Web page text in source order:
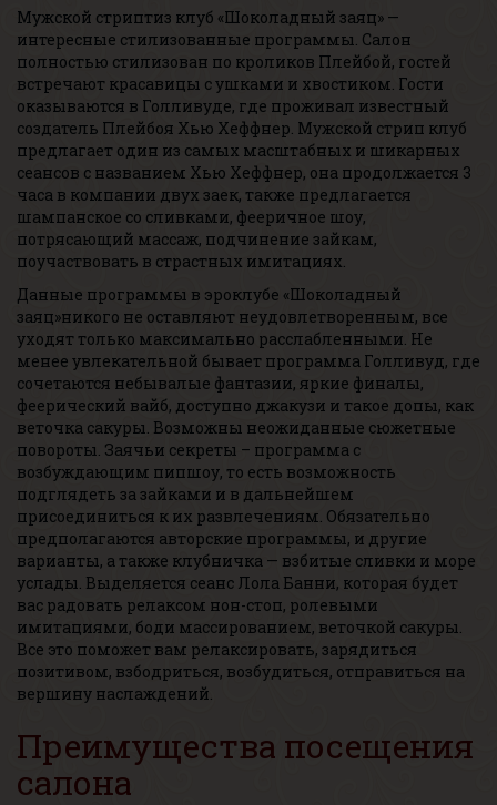
Мужской стриптиз клуб «Шоколадный заяц» —
интересные стилизованные программы. Салон
полностью стилизован по кроликов Плейбой, гостей
встречают красавицы с ушками и хвостиком. Гости
оказываются в Голливуде, где проживал известный
создатель Плейбоя Хью Хеффнер. Мужской стрип клуб
предлагает один из самых масштабных и шикарных
сеансов с названием Хью Хеффнер, она продолжается 3
часа в компании двух заек, также предлагается
шампанское со сливками, фееричное шоу,
потрясающий массаж, подчинение зайкам,
поучаствовать в страстных имитациях.
Данные программы в эроклубе «Шоколадный
заяц»никого не оставляют неудовлетворенным, все
уходят только максимально расслабленными. Не
менее увлекательной бывает программа Голливуд, где
сочетаются небывалые фантазии, яркие финалы,
феерический вайб, доступно джакузи и такое допы, как
веточка сакуры. Возможны неожиданные сюжетные
повороты. Заячьи секреты – программа с
возбуждающим пипшоу, то есть возможность
подглядеть за зайками и в дальнейшем
присоединиться к их развлечениям. Обязательно
предполагаются авторские программы, и другие
варианты, а также клубничка — взбитые сливки и море
услады. Выделяется сеанс Лола Банни, которая будет
вас радовать релаксом нон-стоп, ролевыми
имитациями, боди массированием, веточкой сакуры.
Все это поможет вам релаксировать, зарядиться
позитивом, взбодриться, возбудиться, отправиться на
вершину наслаждений.
Преимущества посещения
салона